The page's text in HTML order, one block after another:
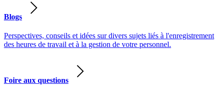
Blogs
Perspectives, conseils et idées sur divers sujets liés à l'enregistrement
des heures de travail et à la gestion de votre personnel.
Foire aux questions